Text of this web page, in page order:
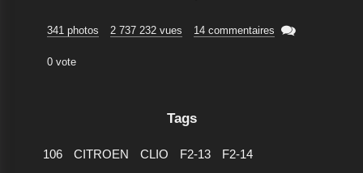
341 photos 2 737 232 vues 14 commentaires 
0 vote
Tags
106 CITROEN CLIO F2-13 F2-14